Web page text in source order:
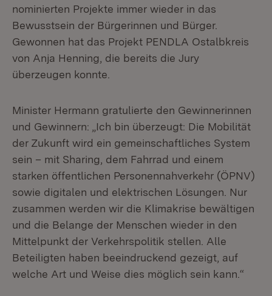
nominierten Projekte immer wieder in das
Bewusstsein der Bürgerinnen und Bürger.
Gewonnen hat das Projekt PENDLA Ostalbkreis
von Anja Henning, die bereits die Jury
überzeugen konnte.
Minister Hermann gratulierte den Gewinnerinnen
und Gewinnern: „Ich bin überzeugt: Die Mobilität
der Zukunft wird ein gemeinschaftliches System
sein – mit Sharing, dem Fahrrad und einem
starken öffentlichen Personennahverkehr (ÖPNV)
sowie digitalen und elektrischen Lösungen. Nur
zusammen werden wir die Klimakrise bewältigen
und die Belange der Menschen wieder in den
Mittelpunkt der Verkehrspolitik stellen. Alle
Beteiligten haben beeindruckend gezeigt, auf
welche Art und Weise dies möglich sein kann.“